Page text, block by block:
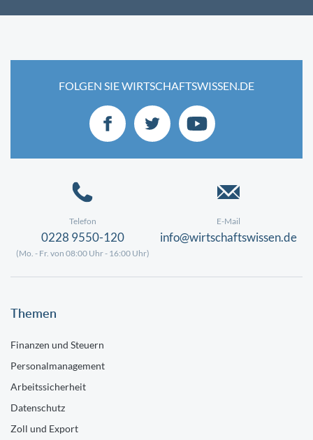
FOLGEN SIE WIRTSCHAFTSWISSEN.DE
Telefon
0228 9550-120
(Mo. - Fr. von 08:00 Uhr - 16:00 Uhr)
E-Mail
info@wirtschaftswissen.de
Themen
Finanzen und Steuern
Personalmanagement
Arbeitssicherheit
Datenschutz
Zoll und Export